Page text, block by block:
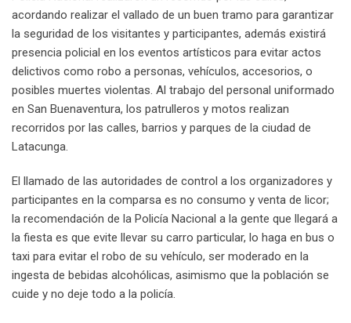
acordando realizar el vallado de un buen tramo para garantizar
la seguridad de los visitantes y participantes, además existirá
presencia policial en los eventos artísticos para evitar actos
delictivos como robo a personas, vehículos, accesorios, o
posibles muertes violentas. Al trabajo del personal uniformado
en San Buenaventura, los patrulleros y motos realizan
recorridos por las calles, barrios y parques de la ciudad de
Latacunga.
El llamado de las autoridades de control a los organizadores y
participantes en la comparsa es no consumo y venta de licor;
la recomendación de la Policía Nacional a la gente que llegará a
la fiesta es que evite llevar su carro particular, lo haga en bus o
taxi para evitar el robo de su vehículo, ser moderado en la
ingesta de bebidas alcohólicas, asimismo que la población se
cuide y no deje todo a la policía.